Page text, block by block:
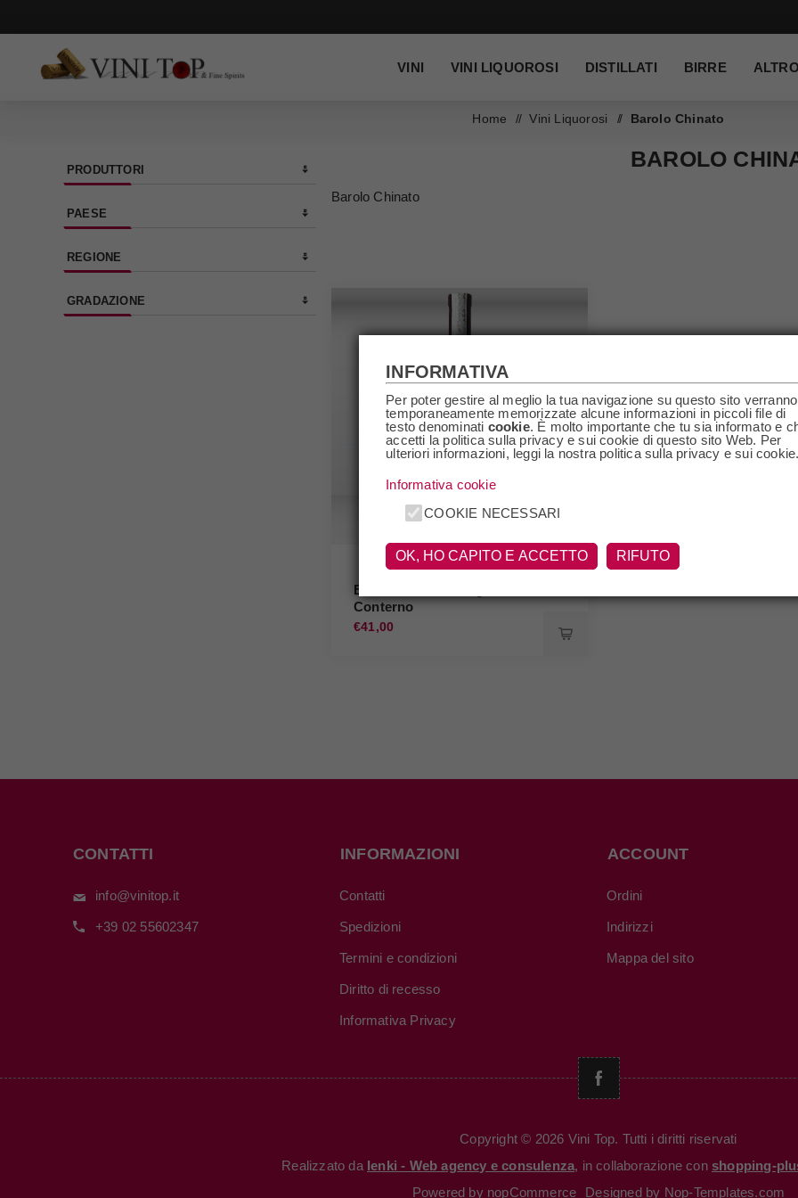
VINI VINI LIQUOROSI DISTILLATI BIRRE
Home / Vini Liquorosi / Barolo Chinato
BAROLO
Barolo Chinato
Barolo Chinato Diego
Conterno
€41,00
PRODUTTORI
PAESE
REGIONE
GRADAZIONE
CONTATTI
info@vinitop.it
+39 02 55602347
INFORMAZIONI
Contatti
Spedizioni
Termini e condizioni
Diritto di recesso
Informativa Privacy
ACCOUNT
Ordini
Indirizzi
Mappa del sito
Copyright © 2026 Vini Top. Tutti i diritti riservati
Realizzato da Ienki - Web agency e consulenza, in collaborazione con shopping-
Powered by nopCommerce Designed by Nop-Templates.com
INFORMATIVA
Per poter gestire al meglio la tua navigazione su questo sito verranno
temporaneamente memorizzate alcune informazioni in piccoli file di
testo denominati cookie. È molto importante che tu sia informato e
accetti la politica sulla privacy e sui cookie di questo sito Web. Per
ulteriori informazioni, leggi la nostra politica sulla privacy e sui
Informativa cookie
COOKIE NECESSARI
OK, HO CAPITO E ACCETTO RIFUTO